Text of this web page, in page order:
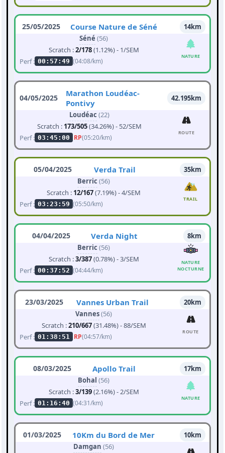
25/05/2025 Course Nature de Séné
14km
Séné (56)
Scratch :2/178(1.12%) - 1/SEM
Perf : 00:57:49 (04:08/km)
NATURE
04/05/2025
Marathon Loudéac-
Pontivy
42.195km
Loudéac (22)
Scratch : 173/505(34.26%) - 52/SEM
Perf : 03:45:00 RP(05:20/km)
ROUTE
05/04/2025 Verda Trail
35km
Berric (56)
Scratch : 12/167(7.19%) - 4/SEM
Perf : 03:23:59 (05:50/km)
TRAIL
04/04/2025 Verda Night
8km
Berric (56)
Scratch :3/387(0.78%) - 3/SEM
Perf : 00:37:52 (04:44/km)
NATURE
NOCTURNE
23/03/2025 Vannes Urban Trail
20km
Vannes(56)
Scratch :210/667(31.48%) - 88/SEM
Perf : 01:38:51 RP(04:57/km)
ROUTE
08/03/2025 Apollo Trail
17km
Bohal (56)
Scratch :3/139(2.16%) - 2/SEM
Perf : 01:16:40 (04:31/km)
NATURE
01/03/2025 10Km du Bord de Mer
10km
Damgan (56)